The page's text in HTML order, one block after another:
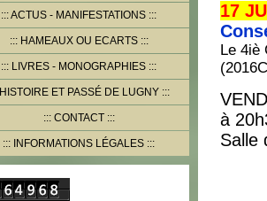
ACTUS - MANIFESTATIONS
HAMEAUX OU ECARTS
LIVRES - MONOGRAPHIES
HISTOIRE ET PASSÉ DE LUGNY
CONTACT
INFORMATIONS LÉGALES
17
Le 4iè
à
Salle